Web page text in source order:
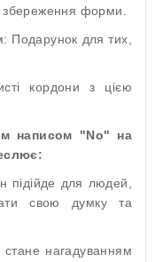
форми.
Подарунок для тих,
кордони з цією
написом "No" на
підійде для людей,
свою думку та
стане нагадуванням